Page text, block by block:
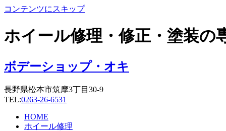
コンテンツにスキップ
ホイール修理・修正・塗装の
ボデーショップ・オキ
長野県松本市筑摩3丁目30-9
TEL:0263-26-6531
HOME
ホイール修理